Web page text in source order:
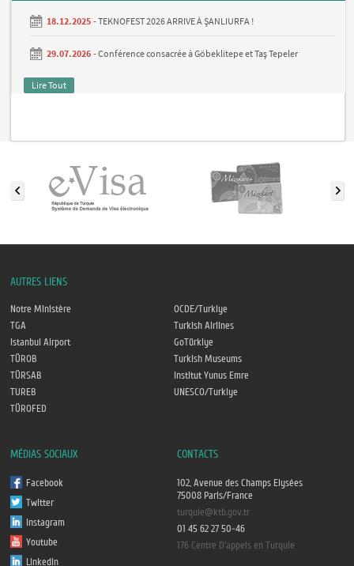
18.12.2025 -TEKNOFEST 2026 ARRIVE À ŞANLIURFA !
29.07.2026 -Conférence consacrée à Göbeklitepe et Taş Tepeler
Lire Tout
AUTRES LIENS
Notre Ministère
OCDE/Turkiye
TGA
Turkish Airlines
Istanbul Airport
GoTürkiye
TÜROB
Turkish Museums
TÜRSAB
Institut Yunus Emre
TUREB
UNESCO/Turkiye
TÜROFED
MÉDIAS SOCIAUX
Facebook
Twitter
Instagram
Youtube
Linkedin
CONTACTS
102, Avenue des Champs Elysées
75008 Paris/France
turquie@ktb.gov.tr
01 45 62 27 50-46
176 Centre D'appels en Turquie